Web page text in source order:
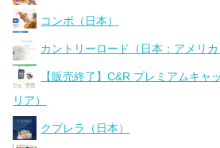
コンボ（日本）
カントリーロード（日本：アメリカ
【販売終了】C&R プレミアムキャ
リア）
クプレラ（日本）